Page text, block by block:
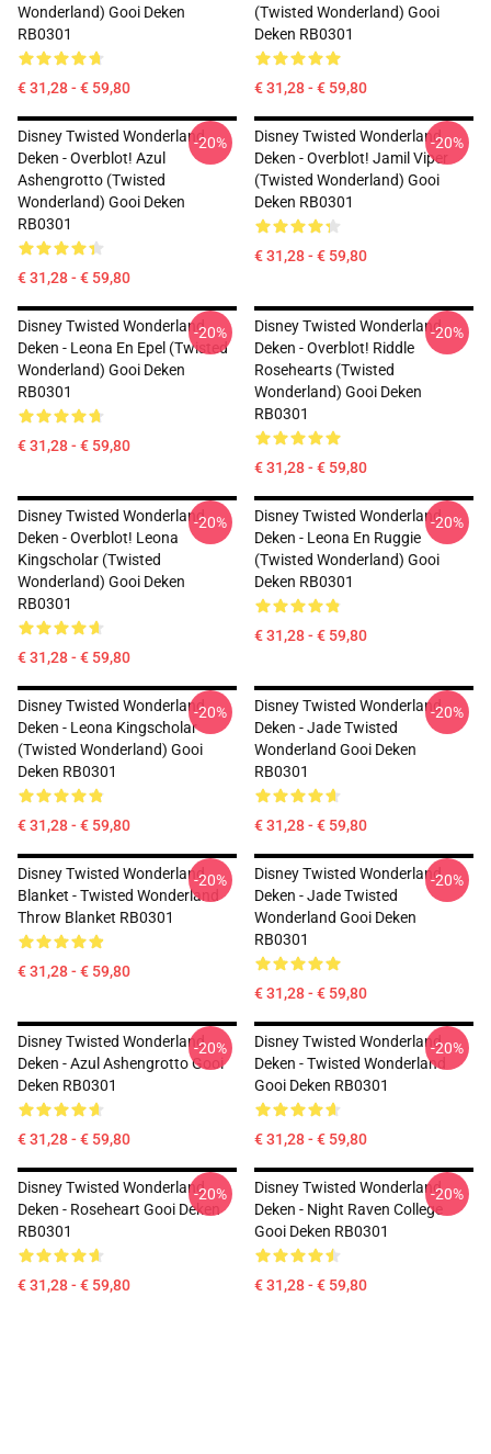
Wonderland) Gooi Deken
RB0301
€ 31,28 - € 59,80
(Twisted Wonderland) Gooi
Deken RB0301
€ 31,28 - € 59,80
Disney Twisted Wonderland
Deken - Overblot! Azul
Ashengrotto (Twisted
Wonderland) Gooi Deken
RB0301
€ 31,28 - € 59,80
-20%
Disney Twisted Wonderland
Deken - Overblot! Jamil Viper
(Twisted Wonderland) Gooi
Deken RB0301
€ 31,28 - € 59,80
-20%
Disney Twisted Wonderland
Deken - Leona En Epel (Twisted
Wonderland) Gooi Deken
RB0301
€ 31,28 - € 59,80
-20%
Disney Twisted Wonderland
Deken - Overblot! Riddle
Rosehearts (Twisted
Wonderland) Gooi Deken
RB0301
€ 31,28 - € 59,80
-20%
Disney Twisted Wonderland
Deken - Overblot! Leona
Kingscholar (Twisted
Wonderland) Gooi Deken
RB0301
€ 31,28 - € 59,80
-20%
Disney Twisted Wonderland
Deken - Leona En Ruggie
(Twisted Wonderland) Gooi
Deken RB0301
€ 31,28 - € 59,80
-20%
Disney Twisted Wonderland
Deken - Leona Kingscholar
(Twisted Wonderland) Gooi
Deken RB0301
€ 31,28 - € 59,80
-20%
Disney Twisted Wonderland
Deken - Jade Twisted
Wonderland Gooi Deken
RB0301
€ 31,28 - € 59,80
-20%
Disney Twisted Wonderland
Blanket - Twisted Wonderland
Throw Blanket RB0301
€ 31,28 - € 59,80
-20%
Disney Twisted Wonderland
Deken - Jade Twisted
Wonderland Gooi Deken
RB0301
€ 31,28 - € 59,80
-20%
Disney Twisted Wonderland
Deken - Azul Ashengrotto Gooi
Deken RB0301
€ 31,28 - € 59,80
-20%
Disney Twisted Wonderland
Deken - Twisted Wonderland
Gooi Deken RB0301
€ 31,28 - € 59,80
-20%
Disney Twisted Wonderland
Deken - Roseheart Gooi Deken
RB0301
€ 31,28 - € 59,80
-20%
Disney Twisted Wonderland
Deken - Night Raven College
Gooi Deken RB0301
€ 31,28 - € 59,80
-20%